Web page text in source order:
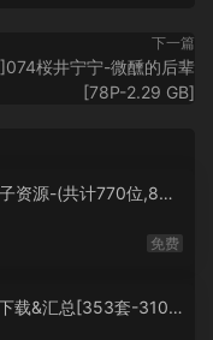
下一篇
桜井宁宁-微醺的后辈
[78P-2.29 GB]
资源-(共计770位,860
免费
载&汇总[353套-310.